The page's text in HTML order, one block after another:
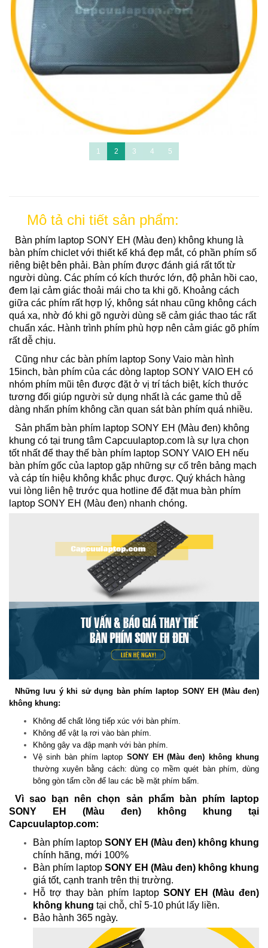
1 2 3 4 5
Mô tả chi tiết sản phẩm:
Bàn phím laptop SONY EH (Màu đen) không khung là
bàn phím chiclet với thiết kế khá đẹp mắt, có phần phím số
riêng biệt bên phải. Bàn phím được đánh giá rất tốt từ
người dùng. Các phím có kích thước lớn, độ phản hồi cao,
đem lại cảm giác thoải mái cho ta khi gõ. Khoảng cách
giữa các phím rất hợp lý, không sát nhau cũng không cách
quá xa, nhờ đó khi gõ người dùng sẽ cảm giác thao tác rất
chuẩn xác. Hành trình phím phù hợp nên cảm giác gõ phím
rất dễ chịu.
Cũng như các bàn phím laptop Sony Vaio màn hình
15inch, bàn phím của các dòng laptop SONY VAIO EH có
nhóm phím mũi tên được đặt ở vị trí tách biệt, kích thước
tương đối giúp người sử dụng nhất là các game thủ dễ
dàng nhấn phím không cần quan sát bàn phím quá nhiều.
Sản phẩm bàn phím laptop SONY EH (Màu đen) không
khung có tại trung tâm Capcuulaptop.com là sự lựa chọn
tốt nhất để thay thế bàn phím laptop SONY VAIO EH nếu
bàn phím gốc của laptop gặp những sự cố trên bảng mạch
và cáp tín hiệu không khắc phục được. Quý khách hàng
vui lòng liên hệ trước qua hotline để đặt mua bàn phím
laptop SONY EH (Màu đen) nhanh chóng.
Những lưu ý khi sử dụng bàn phím laptop SONY EH (Màu đen)
không khung:
Không để chất lỏng tiếp xúc với bàn phím.
Không để vật lạ rơi vào bàn phím.
Không gây va đập mạnh với bàn phím.
Vệ sinh bàn phím laptop SONY EH (Màu đen) không khung
thường xuyên bằng cách: dùng cọ mềm quét bàn phím, dùng
bông gòn tẩm cồn để lau các bề mặt phím bấm.
Vì sao bạn nên chọn sản phẩm bàn phím laptop
SONY EH (Màu đen) không khung tại
Capcuulaptop.com:
Bàn phím laptop SONY EH (Màu đen) không khung
chính hãng, mới 100%
Bàn phím laptop SONY EH (Màu đen) không khung
giá tốt, cạnh tranh trên thị trường.
Hỗ trợ thay bàn phím laptop SONY EH (Màu đen)
không khung tại chỗ, chỉ 5-10 phút lấy liền.
Bảo hành 365 ngày.